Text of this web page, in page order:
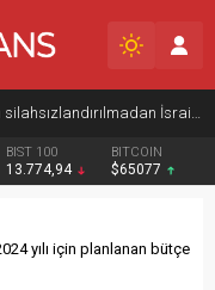
Netanyahu: “Hamas tamamen silahsızlandırılmadan İsrail Gazze’den çekilmeyecek”
BIST 100
13.774,94
BITCOIN
$65077
yılı için planlanan bütçe